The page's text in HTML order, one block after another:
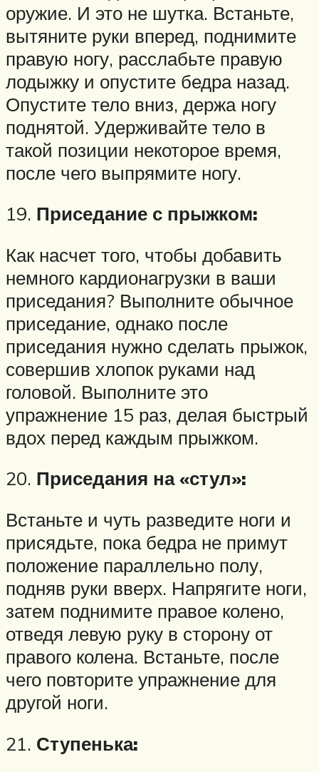
оружие. И это не шутка. Встаньте,
вытяните руки вперед, поднимите
правую ногу, расслабьте правую
лодыжку и опустите бедра назад.
Опустите тело вниз, держа ногу
поднятой. Удерживайте тело в
такой позиции некоторое время,
после чего выпрямите ногу.
19. Приседание с прыжком:
Как насчет того, чтобы добавить
немного кардионагрузки в ваши
приседания? Выполните обычное
приседание, однако после
приседания нужно сделать прыжок,
совершив хлопок руками над
головой. Выполните это
упражнение 15 раз, делая быстрый
вдох перед каждым прыжком.
20. Приседания на «стул»:
Встаньте и чуть разведите ноги и
присядьте, пока бедра не примут
положение параллельно полу,
подняв руки вверх. Напрягите ноги,
затем поднимите правое колено,
отведя левую руку в сторону от
правого колена. Встаньте, после
чего повторите упражнение для
другой ноги.
21. Ступенька: